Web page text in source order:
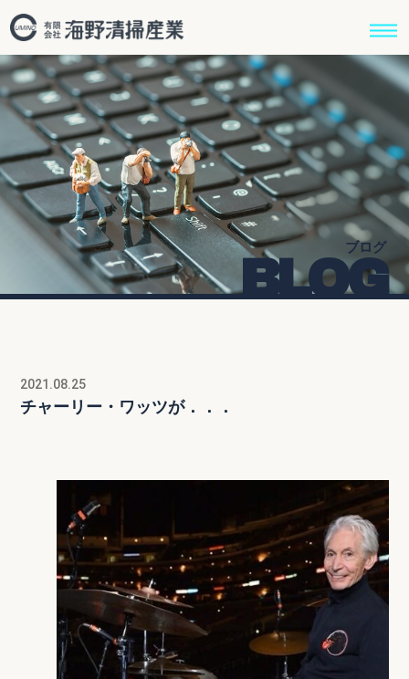
ブログ
BLOG
2021.08.25
チャーリー・ワッツが．．．